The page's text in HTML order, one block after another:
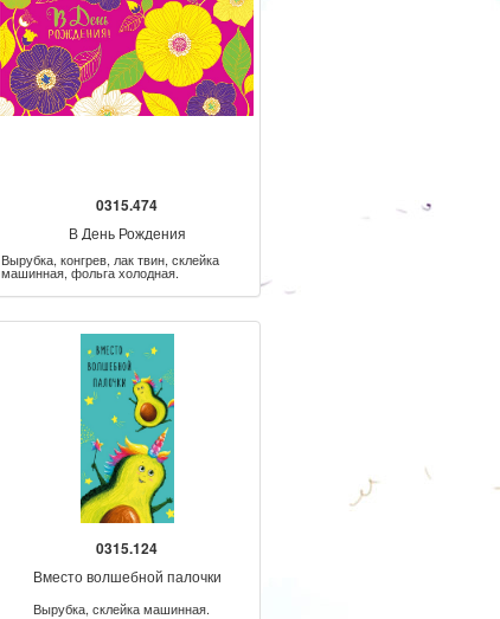
0315.474
В День Рождения
Вырубка, конгрев, лак твин, склейка
машинная, фольга холодная.
0315.124
Вместо волшебной палочки
Вырубка, склейка машинная.